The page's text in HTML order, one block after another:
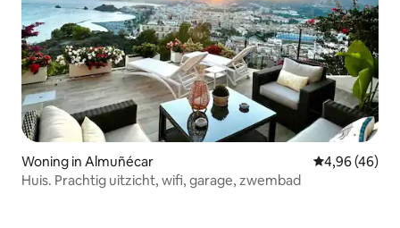
Woning in Almuñécar Gemiddelde
4,96 (46)
Huis. Prachtig uitzicht, wifi, garage, zwembad